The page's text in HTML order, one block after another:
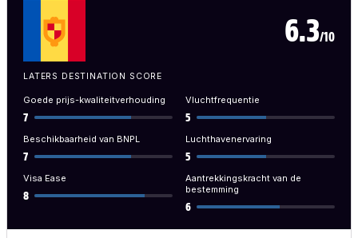
6.3/10
LATERS DESTINATION SCORE
Goede prijs-kwaliteitverhouding
7
Vluchtfrequentie
5
Beschikbaarheid van BNPL
7
Luchthavenervaring
5
Visa Ease
8
Aantrekkingskracht van de
bestemming
6